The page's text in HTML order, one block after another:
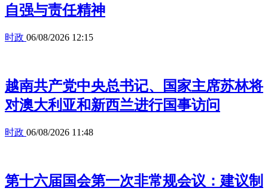
自强与责任精神
时政 06/08/2026 12:15
越南共产党中央总书记、国家主席苏林将
对澳大利亚和新西兰进行国事访问
时政 06/08/2026 11:48
第十六届国会第一次非常规会议：建议制